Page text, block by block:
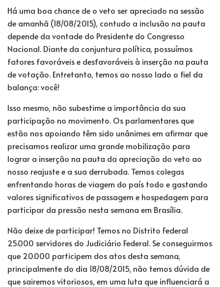
Há uma boa chance de o veto ser apreciado na sessão
de amanhã (18/08/2015), contudo a inclusão na pauta
depende da vontade do Presidente do Congresso
Nacional. Diante da conjuntura política, possuímos
fatores favoráveis e desfavoráveis à inserção na pauta
de votação. Entretanto, temos ao nosso lado o fiel da
balança: você!
Isso mesmo, não subestime a importância da sua
participação no movimento. Os parlamentares que
estão nos apoiando têm sido unânimes em afirmar que
precisamos realizar uma grande mobilização para
lograr a inserção na pauta da apreciação do veto ao
nosso reajuste e a sua derrubada. Temos colegas
enfrentando horas de viagem do país todo e gastando
valores significativos de passagem e hospedagem para
participar da pressão nesta semana em Brasília.
Não deixe de participar! Temos no Distrito Federal
25.000 servidores do Judiciário Federal. Se conseguirmos
que 20.000 participem dos atos desta semana,
principalmente do dia 18/08/2015, não temos dúvida de
que sairemos vitoriosos, em uma luta que influenciará a